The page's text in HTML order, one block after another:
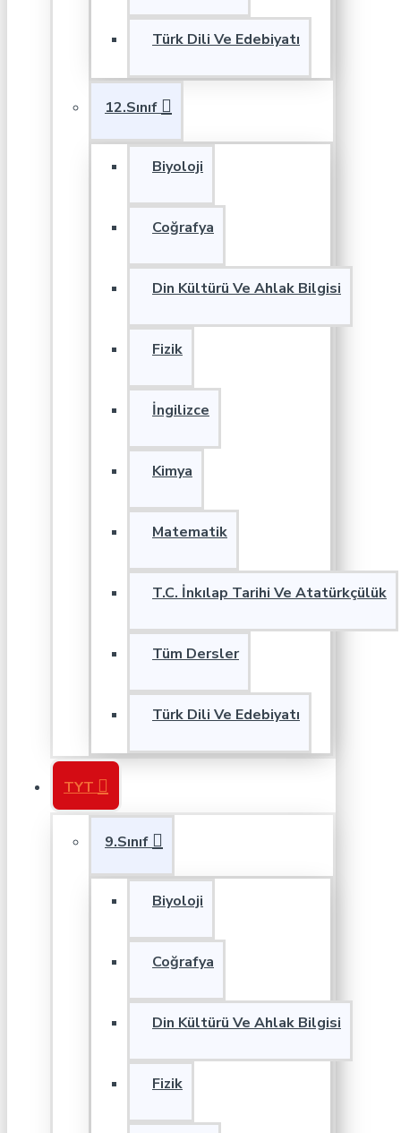
Türk Dili Ve Edebiyatı
12.Sınıf
Biyoloji
Coğrafya
Din Kültürü Ve Ahlak Bilgisi
Fizik
İngilizce
Kimya
Matematik
T.C. İnkılap Tarihi Ve Atatürkçülük
Tüm Dersler
Türk Dili Ve Edebiyatı
TYT
9.Sınıf
Biyoloji
Coğrafya
Din Kültürü Ve Ahlak Bilgisi
Fizik